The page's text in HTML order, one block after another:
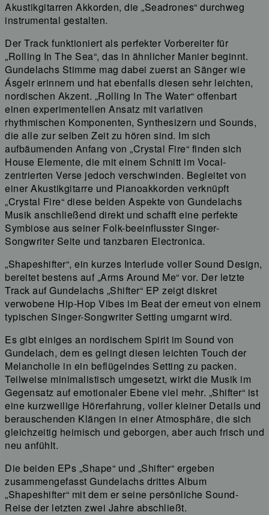
Akustikgitarren Akkorden, die „Seadrones“ durchweg
instrumental gestalten.
Der Track funktioniert als perfekter Vorbereiter für
„Rolling In The Sea“, das in ähnlicher Manier beginnt.
Gundelachs Stimme mag dabei zuerst an Sänger wie
Ásgeir erinnern und hat ebenfalls diesen sehr leichten,
nordischen Akzent. „Rolling In The Water“ offenbart
einen experimentellen Ansatz mit variativen
rhythmischen Komponenten, Synthesizern und Sounds,
die alle zur selben Zeit zu hören sind. Im sich
aufbäumenden Anfang von „Crystal Fire“ finden sich
House Elemente, die mit einem Schnitt im Vocal-
zentrierten Verse jedoch verschwinden. Begleitet von
einer Akustikgitarre und Pianoakkorden verknüpft
„Crystal Fire“ diese beiden Aspekte von Gundelachs
Musik anschließend direkt und schafft eine perfekte
Symbiose aus seiner Folk-beeinflusster Singer-
Songwriter Seite und tanzbaren Electronica.
„Shapeshifter“, ein kurzes Interlude voller Sound Design,
bereitet bestens auf „Arms Around Me“ vor. Der letzte
Track auf Gundelachs „Shifter“ EP zeigt diskret
verwobene Hip-Hop Vibes im Beat der erneut von einem
typischen Singer-Songwriter Setting umgarnt wird.
Es gibt einiges an nordischem Spirit im Sound von
Gundelach, dem es gelingt diesen leichten Touch der
Melancholie in ein beflügelndes Setting zu packen.
Teilweise minimalistisch umgesetzt, wirkt die Musik im
Gegensatz auf emotionaler Ebene viel mehr. „Shifter“ ist
eine kurzweilige Hörerfahrung, voller kleiner Details und
berauschenden Klängen in einer Atmosphäre, die sich
gleichzeitig heimisch und geborgen, aber auch frisch und
neu anfühlt.
Die beiden EPs „Shape“ und „Shifter“ ergeben
zusammengefasst Gundelachs drittes Album
„Shapeshifter“ mit dem er seine persönliche Sound-
Reise der letzten zwei Jahre abschließt.